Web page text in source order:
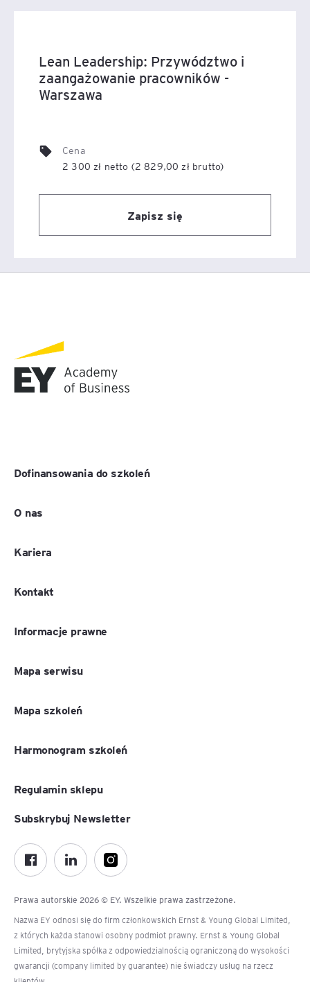
Lean Leadership: Przywództwo i
zaangażowanie pracowników -
Warszawa
Cena
2 300 zł netto (2 829,00 zł brutto)
Zapisz się
Dofinansowania do szkoleń
O nas
Kariera
Kontakt
Informacje prawne
Mapa serwisu
Mapa szkoleń
Harmonogram szkoleń
Regulamin sklepu
Prawa autorskie 2026 © EY. Wszelkie prawa zastrzeżone.
Nazwa EY odnosi się do firm członkowskich Ernst & Young Global Limited,
z których każda stanowi osobny podmiot prawny. Ernst & Young Global
Limited, brytyjska spółka z odpowiedzialnością ograniczoną do wysokości
gwarancji (company limited by guarantee) nie świadczy usług na rzecz
Subskrybuj Newsletter